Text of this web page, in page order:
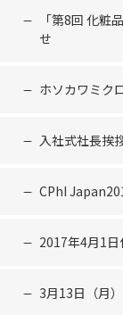
「第8回 化粧
せ
ホソカワミク
入社式社長
CPhI
2017年4月1日
3月13日（月